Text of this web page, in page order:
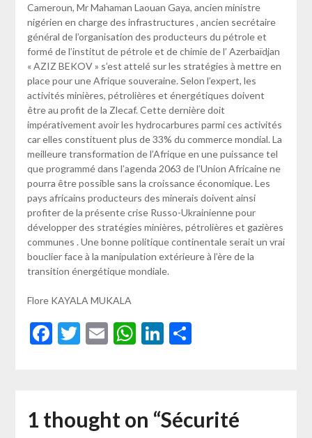
Cameroun, Mr Mahaman Laouan Gaya, ancien ministre
nigérien en charge des infrastructures , ancien secrétaire
général de l’organisation des producteurs du pétrole et
formé de l’institut de pétrole et de chimie de l’ Azerbaïdjan
« AZIZ BEKOV » s’est attelé sur les stratégies à mettre en
place pour une Afrique souveraine. Selon l’expert, les
activités minières, pétrolières et énergétiques doivent
être au profit de la Zlecaf. Cette dernière doit
impérativement avoir les hydrocarbures parmi ces activités
car elles constituent plus de 33% du commerce mondial. La
meilleure transformation de l’Afrique en une puissance tel
que programmé dans l’agenda 2063 de l’Union Africaine ne
pourra être possible sans la croissance économique. Les
pays africains producteurs des minerais doivent ainsi
profiter de la présente crise Russo-Ukrainienne pour
développer des stratégies minières, pétrolières et gazières
communes . Une bonne politique continentale serait un vrai
bouclier face à la manipulation extérieure à l’ère de la
transition énergétique mondiale.
Flore KAYALA MUKALA
Facebook
Twitter
EmailWhatsApp
LinkedIn
Partager
1 thought on “Sécurité